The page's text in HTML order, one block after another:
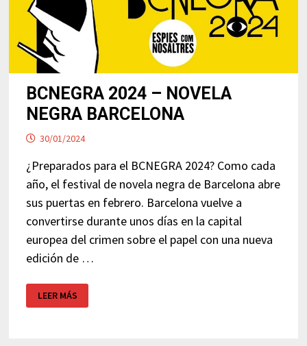
BCNEGRA 2024 – NOVELA
NEGRA BARCELONA
30/01/2024
¿Preparados para el BCNEGRA 2024? Como cada
año, el festival de novela negra de Barcelona abre
sus puertas en febrero. Barcelona vuelve a
convertirse durante unos días en la capital
europea del crimen sobre el papel con una nueva
edición de …
BCNEGRA
2024
–
LEER MÁS